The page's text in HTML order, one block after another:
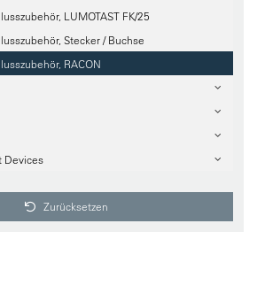
LUMOTAST FK/25
Stecker / Buchse
RACON
Devices
Zurücksetzen